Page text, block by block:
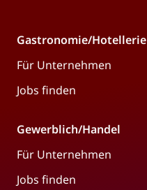
Gastronomie/Hotellerie
Für Unternehmen
Jobs finden
Gewerblich/Handel
Für Unternehmen
Jobs finden